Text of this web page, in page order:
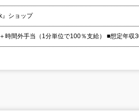
』ショップ
時間外手当（1分単位で100％支給） ■想定年収